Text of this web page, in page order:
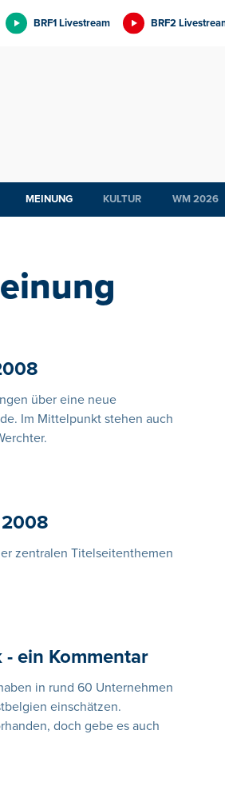
BRF1 Livestream BRF2
MEINUNG KULTUR WM 2026
über eine neue
Im Mittelpunkt stehen auch
2008
zentralen Titelseitenthemen
ein Kommentar
in rund 60 Unternehmen
einschätzen.
doch gebe es auch